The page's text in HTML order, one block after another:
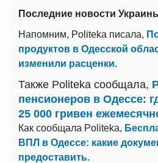
Последние новости
Напомним, Politeka писала,
продуктов в Одесской
изменили расценки.
Также Politeka сообщала,
пенсионеров в Одессе:
25 000 гривен
Как сообщала Politeka,
ВПЛ в Одессе: какие
предоставить.